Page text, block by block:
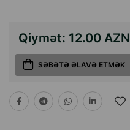
Qiymət: 12.00 AZN
SƏBƏTƏ ƏLAVƏ ETMƏK